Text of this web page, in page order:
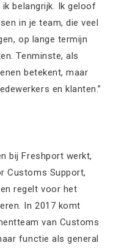
belangrijk. Ik geloof
in je team, die veel
op lange termijn
Tenminste, als
betekent, maar
en klanten.”
bij Freshport werkt,
Customs Support,
regelt voor het
In 2017 komt
van Customs
functie als general